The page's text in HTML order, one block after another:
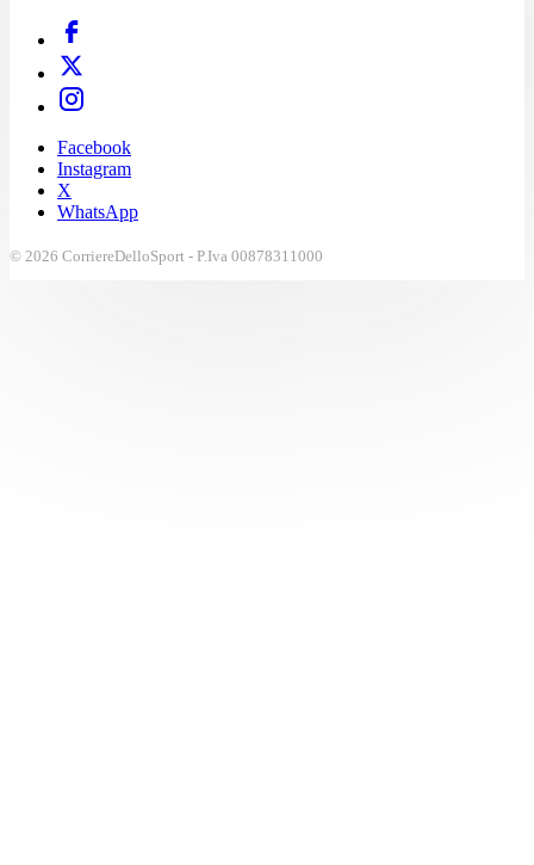
Facebook
Instagram
X
WhatsApp
© 2026 CorriereDelloSport - P.Iva 00878311000